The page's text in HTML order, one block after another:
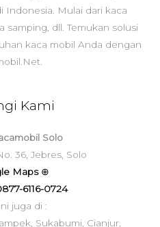
Indonesia. Mulai dari kaca
samping, dll. Temukan solusi
kaca mobil Anda dengan
Kami
Solo
36, Jebres, Solo
Maps ⊕
6116-0724
juga di :
Sukabumi, Cianjur,